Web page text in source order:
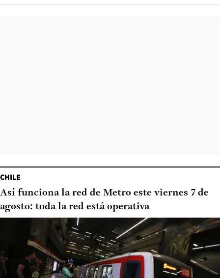
CHILE
Así funciona la red de Metro este viernes 7 de
agosto: toda la red está operativa